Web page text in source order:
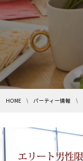
HOME パーティー情報